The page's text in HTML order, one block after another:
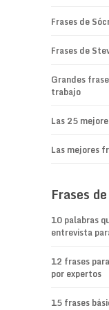
Frases de
Frases de
Grandes
trabajo
Las 25
Las mejores
Frases
10 palabras
entrevista
12 frases
por expertos
15 frases